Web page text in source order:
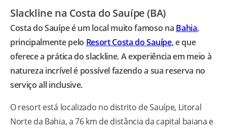
Slackline na Costa do Sauípe (BA)
Costa do Sauípe é um local muito famoso na Bahia,
principalmente pelo Resort Costa do Sauípe, e que
oferece a prática do slackline. A experiência em meio à
natureza incrível é possível fazendo a sua reserva no
serviço all inclusive.
O resort está localizado no distrito de Sauípe, Litoral
Norte da Bahia, a 76 km de distância da capital baiana e